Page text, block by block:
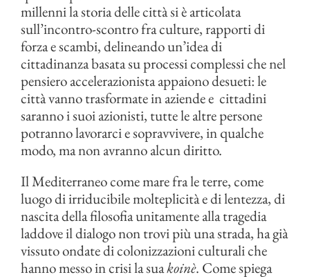
millenni la storia delle città si è articolata
sull’incontro-scontro fra culture, rapporti di
forza e scambi, delineando un’idea di
cittadinanza basata su processi complessi che nel
pensiero accelerazionista appaiono desueti: le
città vanno trasformate in aziende e cittadini
saranno i suoi azionisti, tutte le altre persone
potranno lavorarci e sopravvivere, in qualche
modo, ma non avranno alcun diritto.
Il Mediterraneo come mare fra le terre, come
luogo di irriducibile molteplicità e di lentezza, di
nascita della filosofia unitamente alla tragedia
laddove il dialogo non trovi più una strada, ha già
vissuto ondate di colonizzazioni culturali che
hanno messo in crisi la suakoinè. Come spiega